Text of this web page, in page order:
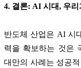
4. 결론: AI 시대, 우리
반도체 산업은 AI 시
력을 확보하는 것은
대만의 사례는 성공